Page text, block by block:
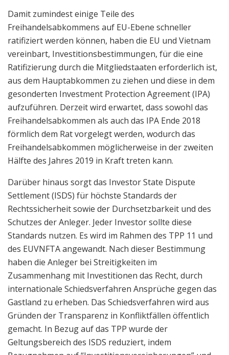
Damit zumindest einige Teile des
Freihandelsabkommens auf EU-Ebene schneller
ratifiziert werden können, haben die EU und Vietnam
vereinbart, Investitionsbestimmungen, für die eine
Ratifizierung durch die Mitgliedstaaten erforderlich ist,
aus dem Hauptabkommen zu ziehen und diese in dem
gesonderten Investment Protection Agreement (IPA)
aufzuführen. Derzeit wird erwartet, dass sowohl das
Freihandelsabkommen als auch das IPA Ende 2018
förmlich dem Rat vorgelegt werden, wodurch das
Freihandelsabkommen möglicherweise in der zweiten
Hälfte des Jahres 2019 in Kraft treten kann.
Darüber hinaus sorgt das Investor State Dispute
Settlement (ISDS) für höchste Standards der
Rechtssicherheit sowie der Durchsetzbarkeit und des
Schutzes der Anleger. Jeder Investor sollte diese
Standards nutzen. Es wird im Rahmen des TPP 11 und
des EUVNFTA angewandt. Nach dieser Bestimmung
haben die Anleger bei Streitigkeiten im
Zusammenhang mit Investitionen das Recht, durch
internationale Schiedsverfahren Ansprüche gegen das
Gastland zu erheben. Das Schiedsverfahren wird aus
Gründen der Transparenz in Konfliktfällen öffentlich
gemacht. In Bezug auf das TPP wurde der
Geltungsbereich des ISDS reduziert, indem